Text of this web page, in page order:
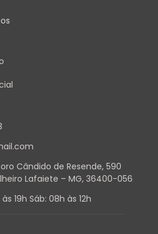
Cândido de Resende, 590
Lafaiete – MG, 36400-056
19h Sáb: 08h às 12h